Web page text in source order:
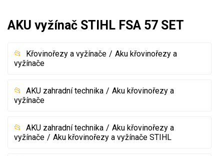
Křovinořezy a vyžínače
Benzínové křovinořezy a vyžínače
Motorové pily
Benzínové pily
AKU vyžínač STIHL FSA 57 SET
Křovinořezy a vyžínače
Aku křovinořezy a
vyžínače
AKU zahradní technika
Aku křovinořezy a
vyžínače
AKU zahradní technika
Aku křovinořezy a
vyžínače
Aku křovinořezy a vyžínače STIHL